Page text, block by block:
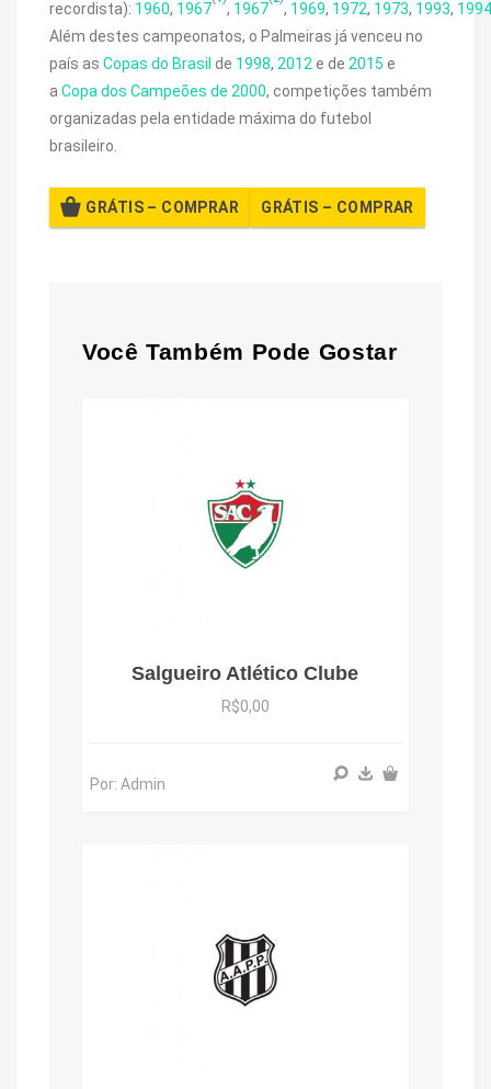
recordista): 1960, 1967 , 1967 , 1969, 1972, 1973, 1993, 1994
Além destes campeonatos, o Palmeiras já venceu no
país as Copas do Brasil de 1998, 2012 e de 2015 e
a Copa dos Campeões de 2000, competições também
organizadas pela entidade máxima do futebol
brasileiro.
GRÁTIS – COMPRAR
Você Também Pode Gostar
Salgueiro Atlético Clube
R$0,00
Por: Admin